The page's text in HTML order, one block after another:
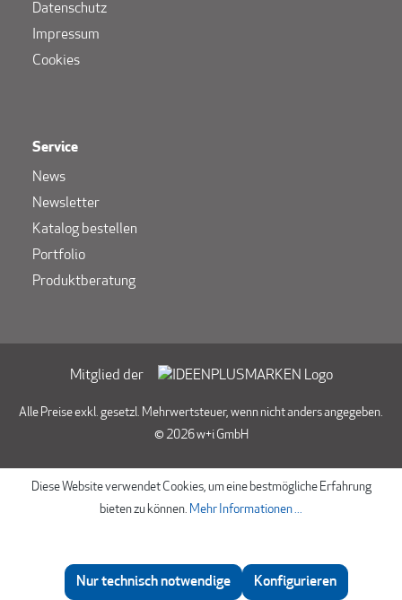
Datenschutz
Impressum
Cookies
Service
News
Newsletter
Katalog bestellen
Portfolio
Produktberatung
Mitglied der
Alle Preise exkl. gesetzl. Mehrwertsteuer, wenn nicht anders angegeben.
© 2026 w+i GmbH
Diese Website verwendet Cookies, um eine bestmögliche Erfahrung
bieten zu können. Mehr Informationen ...
Nur technisch notwendige Konfigurieren